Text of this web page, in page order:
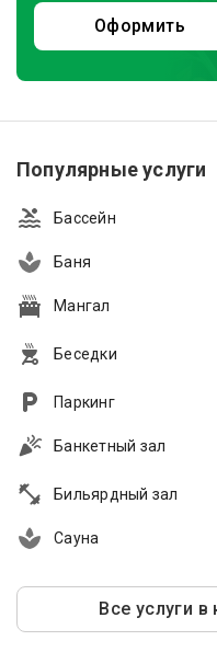
Оформить
Популярные услуги
Бассейн
Баня
Мангал
Беседки
Паркинг
Банкетный зал
Бильярдный зал
Сауна
Все услуги